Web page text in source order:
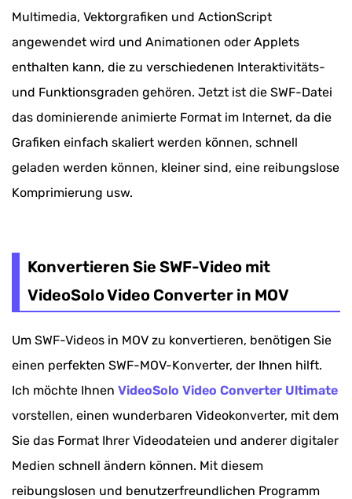
Multimedia, Vektorgrafiken und ActionScript
angewendet wird und Animationen oder Applets
enthalten kann, die zu verschiedenen Interaktivitäts-
und Funktionsgraden gehören. Jetzt ist die SWF-Datei
das dominierende animierte Format im Internet, da die
Grafiken einfach skaliert werden können, schnell
geladen werden können, kleiner sind, eine reibungslose
Komprimierung usw.
Konvertieren Sie SWF-Video mit
VideoSolo Video Converter in MOV
Um SWF-Videos in MOV zu konvertieren, benötigen Sie
einen perfekten SWF-MOV-Konverter, der Ihnen hilft.
Ich möchte Ihnen VideoSolo Video Converter Ultimate
vorstellen, einen wunderbaren Videokonverter, mit dem
Sie das Format Ihrer Videodateien und anderer digitaler
Medien schnell ändern können. Mit diesem
reibungslosen und benutzerfreundlichen Programm